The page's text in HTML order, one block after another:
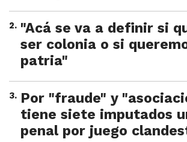
2. "Acá se va a definir si
ser colonia o si
patria"
3. Por "fraude" y
tiene siete imputados
penal por juego